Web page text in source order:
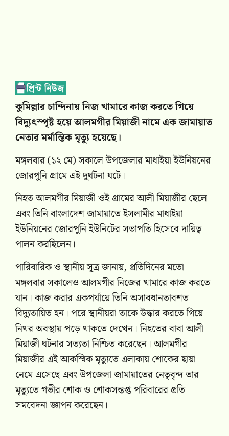
কুমিল্লার চান্দিনায় নিজ খামারে কাজ করতে গিয়ে
বিদ্যুৎস্পৃষ্ট হয়ে আলমগীর মিয়াজী নামে এক জামায়াত
নেতার মর্মান্তিক মৃত্যু হয়েছে।
মঙ্গলবার (১২ মে) সকালে উপজেলার মাধাইয়া ইউনিয়নের
জোরপুনি গ্রামে এই দুর্ঘটনা ঘটে।
নিহত আলমগীর মিয়াজী ওই গ্রামের আলী মিয়াজীর ছেলে
এবং তিনি বাংলাদেশ জামায়াতে ইসলামীর মাধাইয়া
ইউনিয়নের জোরপুনি ইউনিটের সভাপতি হিসেবে দায়িত্ব
পালন করছিলেন।
পারিবারিক ও স্থানীয় সূত্র জানায়, প্রতিদিনের মতো
মঙ্গলবার সকালেও আলমগীর নিজের খামারে কাজ করতে
যান। কাজ করার একপর্যায়ে তিনি অসাবধানতাবশত
বিদ্যুতায়িত হন। পরে স্থানীয়রা তাকে উদ্ধার করতে গিয়ে
নিথর অবস্থায় পড়ে থাকতে দেখেন। নিহতের বাবা আলী
মিয়াজী ঘটনার সত্যতা নিশ্চিত করেছেন। আলমগীর
মিয়াজীর এই আকস্মিক মৃত্যুতে এলাকায় শোকের ছায়া
নেমে এসেছে এবং উপজেলা জামায়াতের নেতৃবৃন্দ তার
মৃত্যুতে গভীর শোক ও শোকসন্তপ্ত পরিবারের প্রতি
সমবেদনা জ্ঞাপন করেছেন।